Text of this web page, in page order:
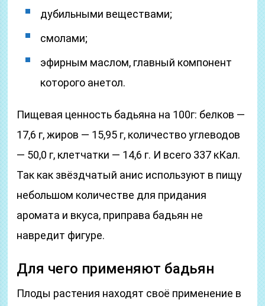
дубильными веществами;
смолами;
эфирным маслом, главный компонент
которого анетол.
Пищевая ценность бадьяна на 100г: белков —
17,6 г, жиров — 15,95 г, количество углеводов
— 50,0 г, клетчатки — 14,6 г. И всего 337 кКал.
Так как звёздчатый анис используют в пищу
небольшом количестве для придания
аромата и вкуса, приправа бадьян не
навредит фигуре.
Для чего применяют бадьян
Плоды растения находят своё применение в